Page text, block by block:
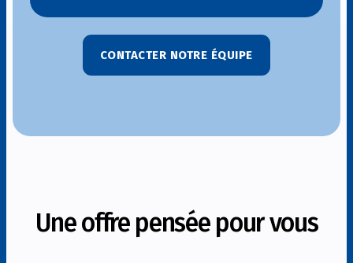
CONTACTER NOTRE ÉQUIPE
Une offre pensée pour vous